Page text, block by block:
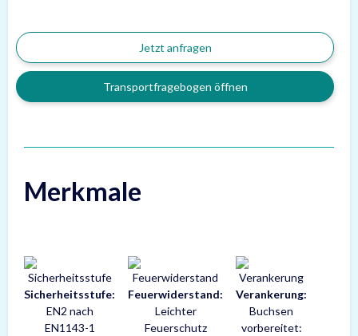
Jetzt anfragen
Transportfragebogen öffnen
Merkmale
Sicherheitsstufe:
EN2 nach
EN1143-1
Feuerwiderstand:
Leichter
Feuerschutz
Verankerung:
Buchsen
vorbereitet: